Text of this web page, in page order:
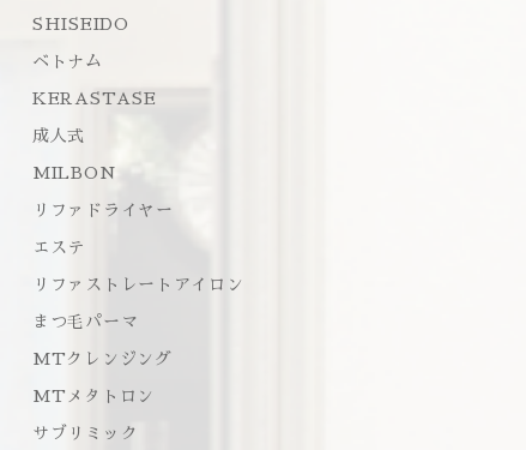
SHISEIDO
ベトナム
KERASTASE
成人式
MILBON
リファドライヤー
エステ
リファストレートアイロン
まつ毛パーマ
MTクレンジング
MTメタトロン
サブリミック